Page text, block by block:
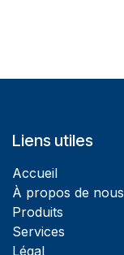
Liens utiles
Accueil
À propos de nous
Produits
Services
Légal